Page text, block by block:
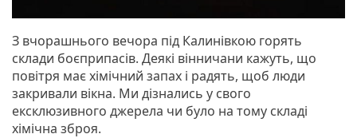
З вчорашнього вечора під Калинівкою горять
склади боєприпасів. Деякі вінничани кажуть, що
повітря має хімічний запах і радять, щоб люди
закривали вікна. Ми дізнались у свого
ексклюзивного джерела чи було на тому складі
хімічна зброя.